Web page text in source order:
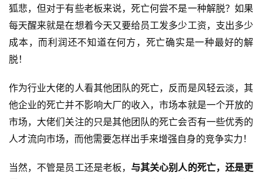
中
文
(
国
)
狐悲，但对于有些老板来说，死亡何尝不是一种解脱？如果
每天醒来就是在想着今天又要给员工发多少工资，支出多少
成本，而利润还不知道在何方，死亡确实是一种最好的解
脱！
作为行业大佬的人看其他团队的死亡，反而是风轻云淡，其
他企业的死亡并不影响大厂的收入，市场本就是一个开放的
市场，大佬们关注的只是其他团队的死亡会否有一些优秀的
人才流向市场，而他需要怎样出手来增强自身的竞争实力！
当然，不管是员工还是老板， 与其关心别人的死亡，还是更